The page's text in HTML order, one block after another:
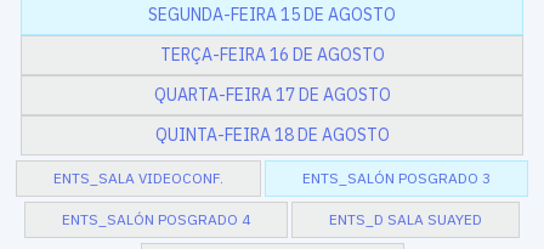
SEGUNDA-FEIRA 15 DE AGOSTO
TERÇA-FEIRA 16 DE AGOSTO
QUARTA-FEIRA 17 DE AGOSTO
QUINTA-FEIRA 18 DE AGOSTO
ENTS_SALA VIDEOCONF. ENTS_SALÓN POSGRADO 3
ENTS_SALÓN POSGRADO 4 ENTS_D SALA SUAYED